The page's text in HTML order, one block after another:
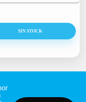
SIN STOCK